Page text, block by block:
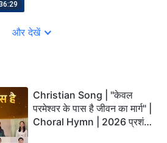
और देखें
Christian Song | "केवल
परमेश्वर के पास है जीवन का मार्ग" |
Choral Hymn | 2026 प्रशंसा